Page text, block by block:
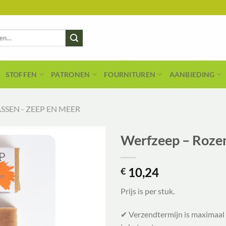
STOFFEN PATRONEN FOURNITUREN AANBIEDING
- ZEEP EN MEER
Werfzeep –
€ 10,24
Prijs is per stuk.
✔ Verzendtermijn is